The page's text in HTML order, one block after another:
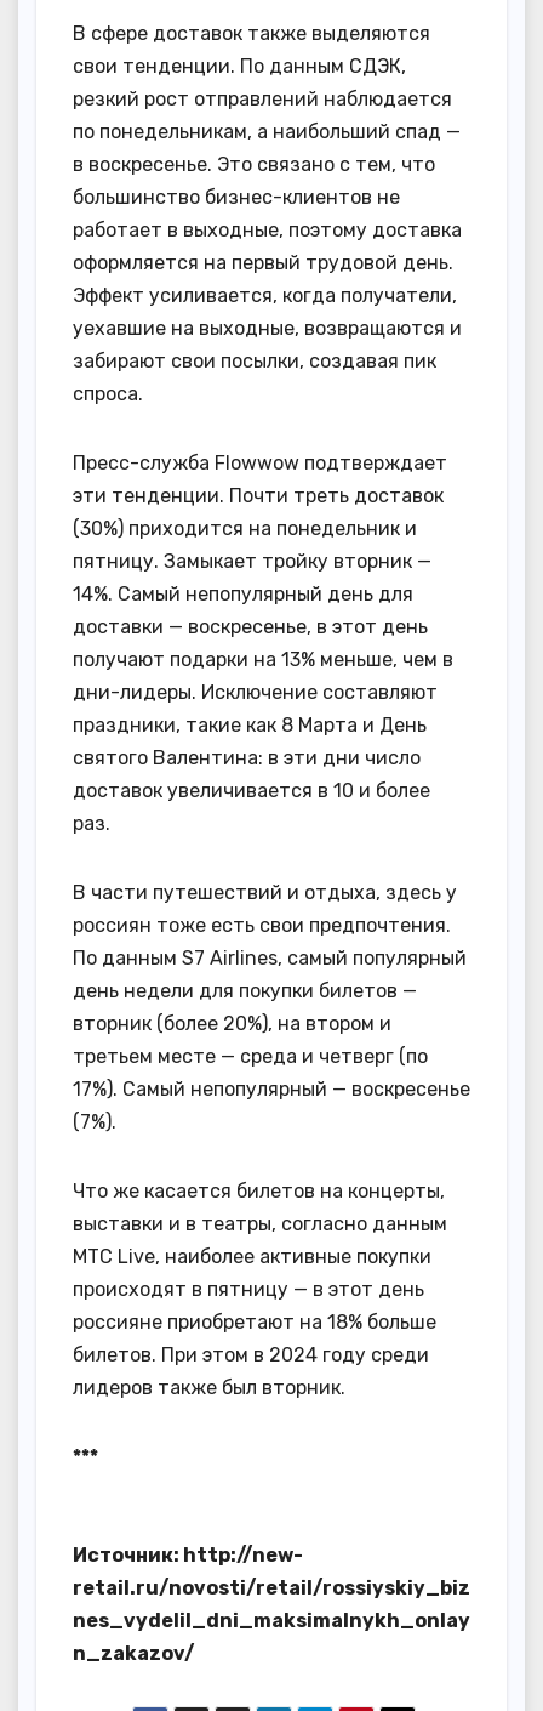
В сфере доставок также выделяются
свои тенденции. По данным СДЭК,
резкий рост отправлений наблюдается
по понедельникам, а наибольший спад —
в воскресенье. Это связано с тем, что
большинство бизнес-клиентов не
работает в выходные, поэтому доставка
оформляется на первый трудовой день.
Эффект усиливается, когда получатели,
уехавшие на выходные, возвращаются и
забирают свои посылки, создавая пик
спроса.
Пресс-служба Flowwow подтверждает
эти тенденции. Почти треть доставок
(30%) приходится на понедельник и
пятницу. Замыкает тройку вторник —
14%. Самый непопулярный день для
доставки — воскресенье, в этот день
получают подарки на 13% меньше, чем в
дни-лидеры. Исключение составляют
праздники, такие как 8 Марта и День
святого Валентина: в эти дни число
доставок увеличивается в 10 и более
раз.
В части путешествий и отдыха, здесь у
россиян тоже есть свои предпочтения.
По данным S7 Airlines, самый популярный
день недели для покупки билетов —
вторник (более 20%), на втором и
третьем месте — среда и четверг (по
17%). Самый непопулярный — воскресенье
(7%).
Что же касается билетов на концерты,
выставки и в театры, согласно данным
МТС Live, наиболее активные покупки
происходят в пятницу — в этот день
россияне приобретают на 18% больше
билетов. При этом в 2024 году среди
лидеров также был вторник.
***
Источник: http://new-
retail.ru/novosti/retail/rossiyskiy_biz
nes_vydelil_dni_maksimalnykh_onlay
n_zakazov/